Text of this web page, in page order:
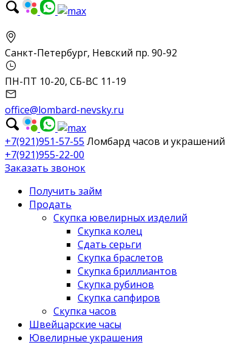
Санкт-Петербург, Невский пр. 90-92
ПН-ПТ 10-20, СБ-ВС 11-19
office@lombard-nevsky.ru
+7(921)951-57-55 Ломбард часов и украшений
+7(921)955-22-00
Заказать звонок
Получить займ
Продать
Скупка ювелирных изделий
Скупка колец
Сдать серьги
Скупка браслетов
Скупка бриллиантов
Скупка рубинов
Скупка сапфиров
Скупка часов
Швейцарские часы
Ювелирные украшения